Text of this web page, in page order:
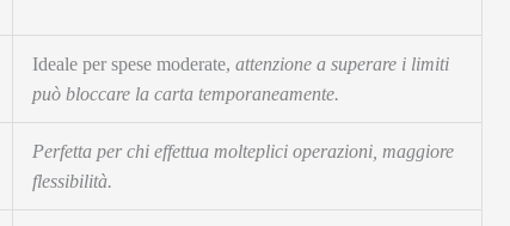
Ideale per spese moderate, attenzione a superare i limiti
può bloccare la carta temporaneamente.
Perfetta per chi effettua molteplici operazioni, maggiore
flessibilità.